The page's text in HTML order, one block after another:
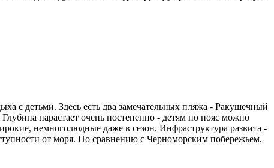
с детьми. Здесь есть два замечательных пляжа - Ракушечный
нарастает очень постепенно - детям по пояс можно
немноголюдные даже в сезон. Инфраструктура развита -
от моря. По сравнению с Черноморским побережьем,